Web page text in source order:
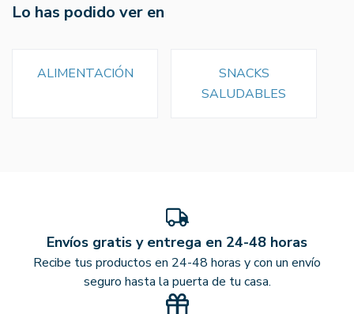
Lo has podido ver en
ALIMENTACIÓN
SNACKS
SALUDABLES
Envíos gratis y entrega en 24-48 horas
Recibe tus productos en 24-48 horas y con un envío
seguro hasta la puerta de tu casa.